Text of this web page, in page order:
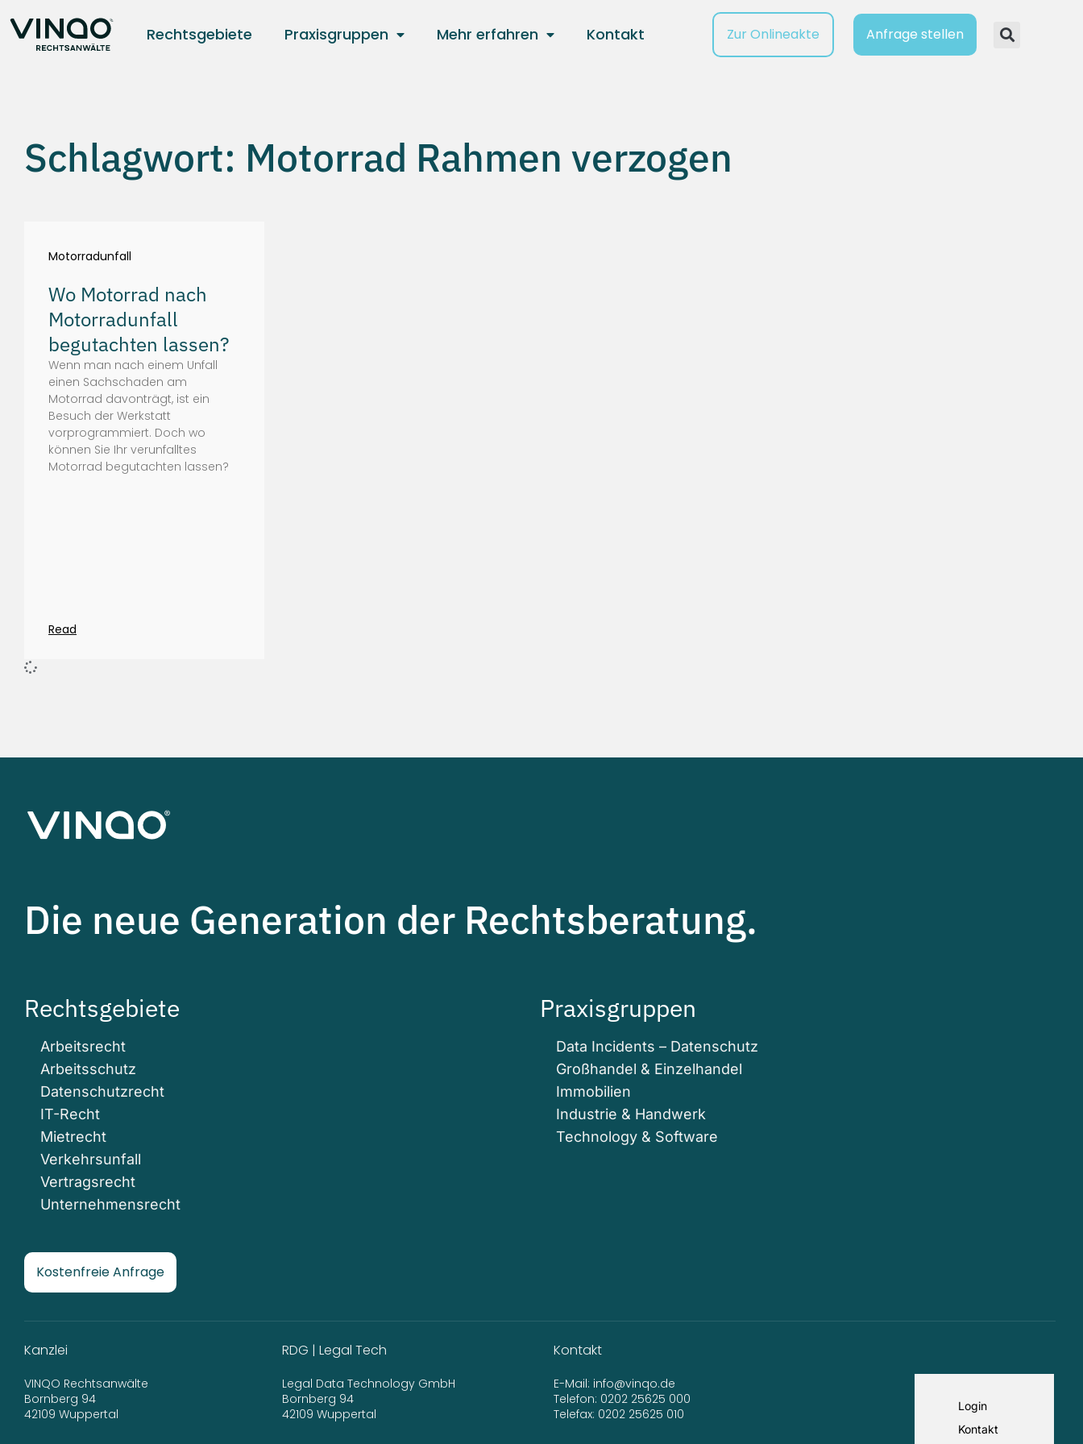
Rechtsgebiete Praxisgruppen Mehr erfahren Kontakt Zur Onlineakte Anfrage stellen
Schlagwort: Motorrad Rahmen verzogen
Motorradunfall
Wo Motorrad nach
Motorradunfall
begutachten lassen?
Wenn man nach einem Unfall
einen Sachschaden am
Motorrad davonträgt, ist ein
Besuch der Werkstatt
vorprogrammiert. Doch wo
können Sie Ihr verunfalltes
Motorrad begutachten lassen?
Read
Die neue Generation der Rechtsberatung.
Rechtsgebiete
Arbeitsrecht
Arbeitsschutz
Datenschutzrecht
IT-Recht
Mietrecht
Verkehrsunfall
Vertragsrecht
Unternehmensrecht
Praxisgruppen
Data Incidents – Datenschutz
Großhandel & Einzelhandel
Immobilien
Industrie & Handwerk
Technology & Software
Kostenfreie Anfrage
Kanzlei
VINQO Rechtsanwälte
Bornberg 94
42109 Wuppertal
RDG | Legal Tech
Legal Data Technology GmbH
Bornberg 94
42109 Wuppertal
Kontakt
E-Mail: info@vinqo.de
Telefon: 0202 25625 000
Telefax: 0202 25625 010
Login
Kontakt